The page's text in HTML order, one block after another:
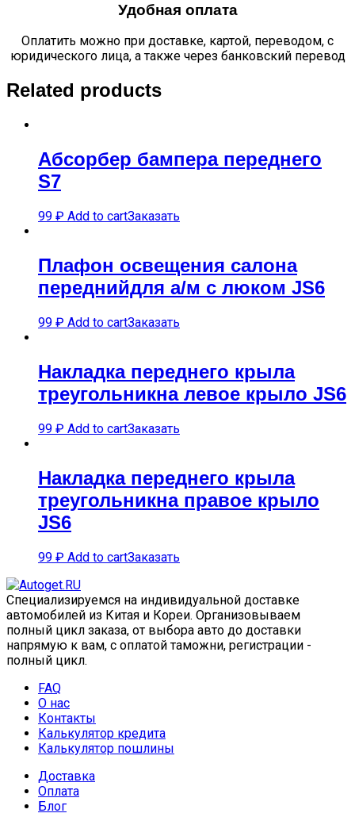
Удобная оплата
Оплатить можно при доставке, картой, переводом, с
юридического лица, а также через банковский перевод
Related products
Абсорбер бампера переднего
S7
99 ₽ Add to cartЗаказать
Плафон освещения салона
переднийдля а/м с люком JS6
99 ₽ Add to cartЗаказать
Накладка переднего крыла
треугольникна левое крыло JS6
99 ₽ Add to cartЗаказать
Накладка переднего крыла
треугольникна правое крыло
JS6
99 ₽ Add to cartЗаказать
Специализируемся на индивидуальной доставке
автомобилей из Китая и Кореи. Организовываем
полный цикл заказа, от выбора авто до доставки
напрямую к вам, с оплатой таможни, регистрации -
полный цикл.
FAQ
О нас
Контакты
Калькулятор кредита
Калькулятор пошлины
Доставка
Оплата
Блог